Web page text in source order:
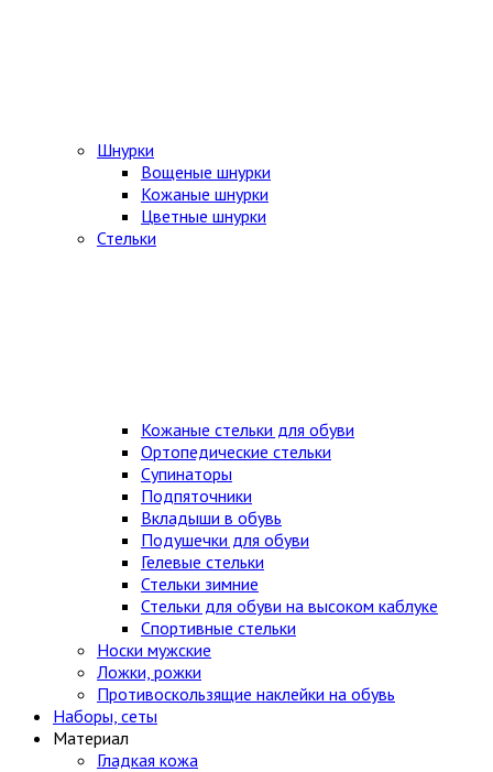
Шнурки
Вощеные шнурки
Кожаные шнурки
Цветные шнурки
Стельки
Кожаные стельки для обуви
Ортопедические стельки
Супинаторы
Подпяточники
Вкладыши в обувь
Подушечки для обуви
Гелевые стельки
Стельки зимние
Стельки для обуви на высоком каблуке
Спортивные стельки
Носки мужские
Ложки, рожки
Противоскользящие наклейки на обувь
Наборы, сеты
Материал
Гладкая кожа